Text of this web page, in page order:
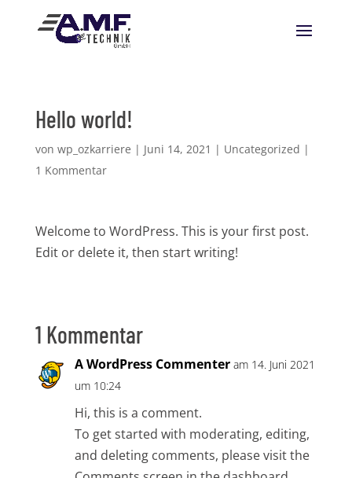
Hello world!
von wp_ozkarriere | Juni 14, 2021 | Uncategorized |
1 Kommentar
Welcome to WordPress. This is your first post.
Edit or delete it, then start writing!
1 Kommentar
A WordPress Commenter am 14. Juni 2021
um 10:24
Hi, this is a comment.
To get started with moderating, editing,
and deleting comments, please visit the